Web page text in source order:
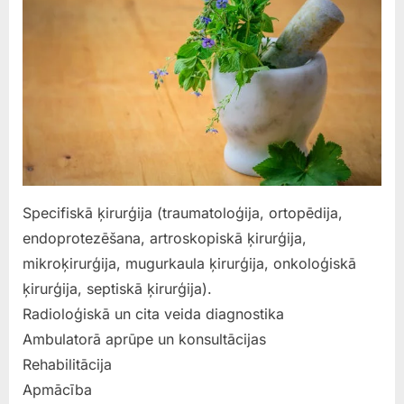
Specifiskā ķirurģija (traumatoloģija, ortopēdija,
endoprotezēšana, artroskopiskā ķirurģija,
mikroķirurģija, mugurkaula ķirurģija, onkoloģiskā
ķirurģija, septiskā ķirurģija).
Radioloģiskā un cita veida diagnostika
Ambulatorā aprūpe un konsultācijas
Rehabilitācija
Apmācība